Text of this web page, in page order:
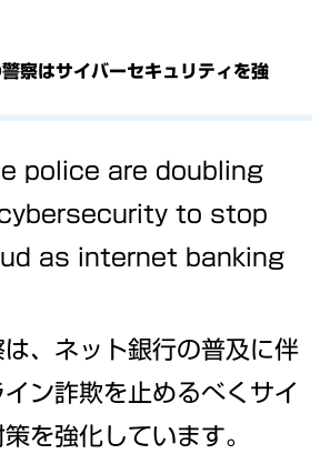
察はサイバーセキュリティを強
police are doubling
to stop
as internet banking
は、ネット銀行の普及に伴
ン詐欺を止めるべくサイ
を強化しています。